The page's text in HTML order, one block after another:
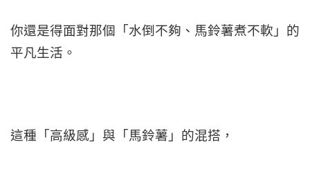
你還是得面對那個「水倒不夠、馬鈴薯煮不軟」的
平凡生活。
這種「高級感」與「馬鈴薯」的混搭，